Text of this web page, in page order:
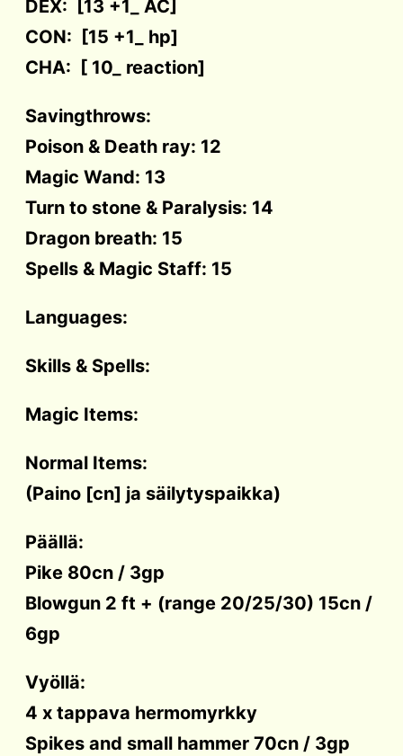
DEX: [13 +1_ AC]
CON: [15 +1_ hp]
CHA: [ 10_ reaction]
Savingthrows:
Poison & Death ray: 12
Magic Wand: 13
Turn to stone & Paralysis: 14
Dragon breath: 15
Spells & Magic Staff: 15
Languages:
Skills & Spells:
Magic Items:
Normal Items:
(Paino [cn] ja säilytyspaikka)
Päällä:
Pike 80cn / 3gp
Blowgun 2 ft + (range 20/25/30) 15cn /
6gp
Vyöllä:
4 x tappava hermomyrkky
Spikes and small hammer 70cn / 3gp